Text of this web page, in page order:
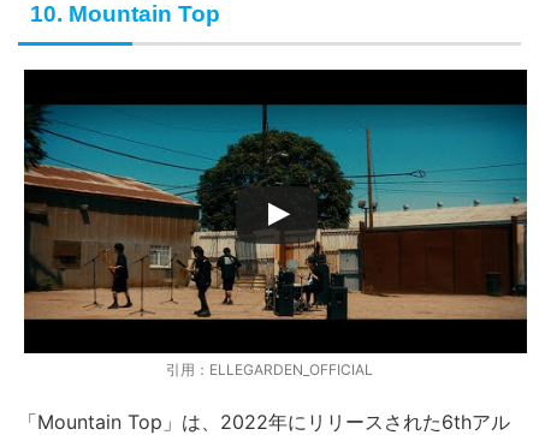
10. Mountain Top
引用：ELLEGARDEN_OFFICIAL
「Mountain Top」は、2022年にリリースされた6thアル